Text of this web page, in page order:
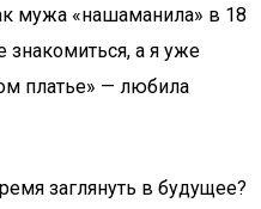
мужа «нашаманила» в 18
а я уже
платье» — любила
заглянуть в будущее?